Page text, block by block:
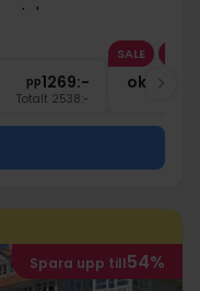
pp1269:-
Totalt 2538:-
SALE
okt
Spara upp till54%